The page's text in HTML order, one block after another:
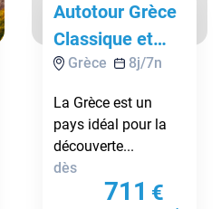
Autotour Grèce
Classique et
Météores -
D'Athènes A
Athènes
Grèce 8j/7n
La Grèce est un
pays idéal pour la
découverte...
dès
711 €